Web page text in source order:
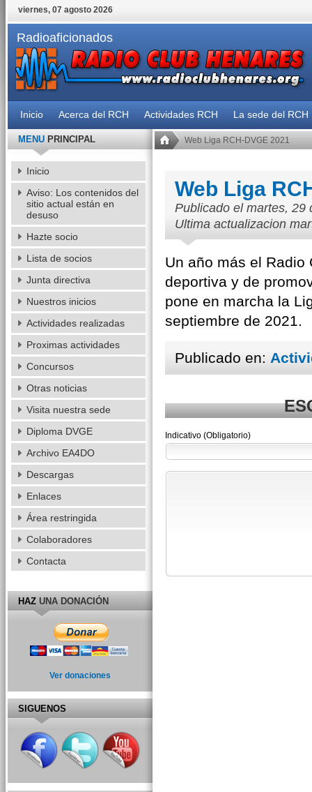
viernes, 07 agosto 2026
Radioaficionados
Inicio Acerca del RCH Actividades RCH La sede del RCH
Web Liga RCH-DVGE 2021
Web Liga
Publicado el martes,
Ultima actualizacion
Un año más el Radio
deportiva y de
pone en marcha la
septiembre de 2021.
Publicado en:
Indicativo (Obligatorio)
MENUPRINCIPAL
Inicio
Aviso: Los contenidos del
sitio actual están en
desuso
Hazte socio
Lista de socios
Junta directiva
Nuestros inicios
Actividades realizadas
Proximas actividades
Concursos
Otras noticias
Visita nuestra sede
Diploma DVGE
Archivo EA4DO
Descargas
Enlaces
Área restringida
Colaboradores
Contacta
HAZUNA DONACIÓN
Ver donaciones
SIGUENOS